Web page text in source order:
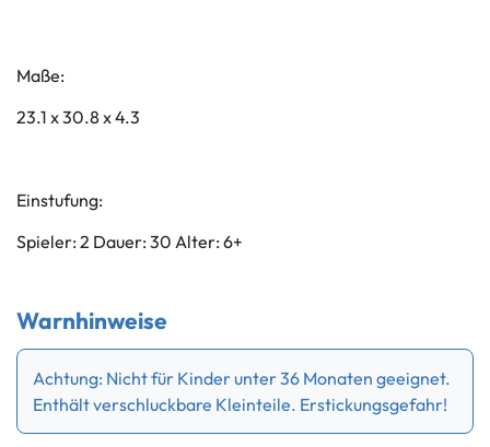
Maße:
23.1 x 30.8 x 4.3
Einstufung:
Spieler: 2 Dauer: 30 Alter: 6+
Warnhinweise
Achtung: Nicht für Kinder unter 36 Monaten geeignet.
Enthält verschluckbare Kleinteile. Erstickungsgefahr!